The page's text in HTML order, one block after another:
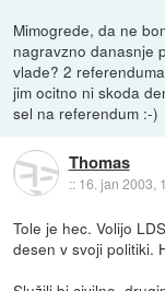
Mimogrede, da ne
nagravzno danasnje
vlade? 2
jim ocitno ni skoda
sel na referendum :-)
Thomas
:: 16. jan 2003,
Tole je hec. Volijo
desen v svoji politiki.